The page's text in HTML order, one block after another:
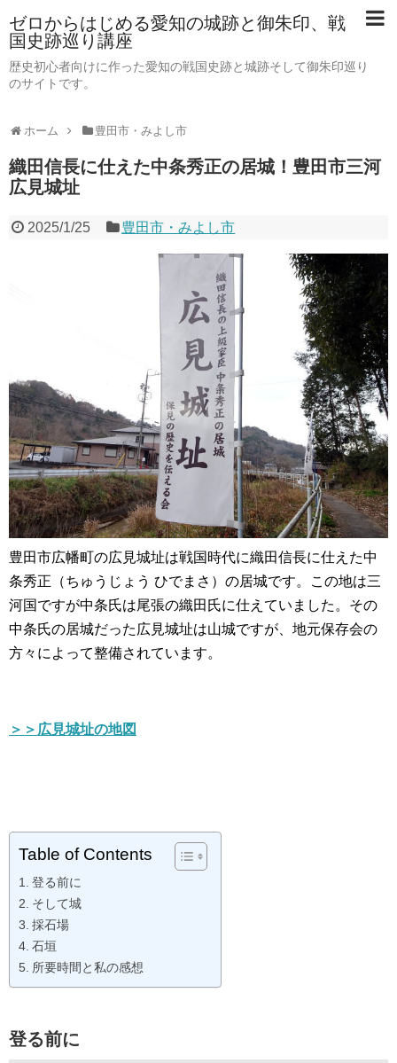
ゼロからはじめる愛知の城跡と御朱印、戦
国史跡巡り講座
歴史初心者向けに作った愛知の戦国史跡と城跡そして御朱印巡り
のサイトです。
ホーム 豊田市・みよし市
織田信長に仕えた中条秀正の居城！豊田市三河
広見城址
2025/1/25 豊田市・みよし市
豊田市広幡町の広見城址は戦国時代に織田信長に仕えた中
条秀正（ちゅうじょう ひでまさ）の居城です。この地は三
河国ですが中条氏は尾張の織田氏に仕えていました。その
中条氏の居城だった広見城址は山城ですが、地元保存会の
方々によって整備されています。
＞＞広見城址の地図
Table of Contents
登る前に
そして城
採石場
石垣
所要時間と私の感想
登る前に